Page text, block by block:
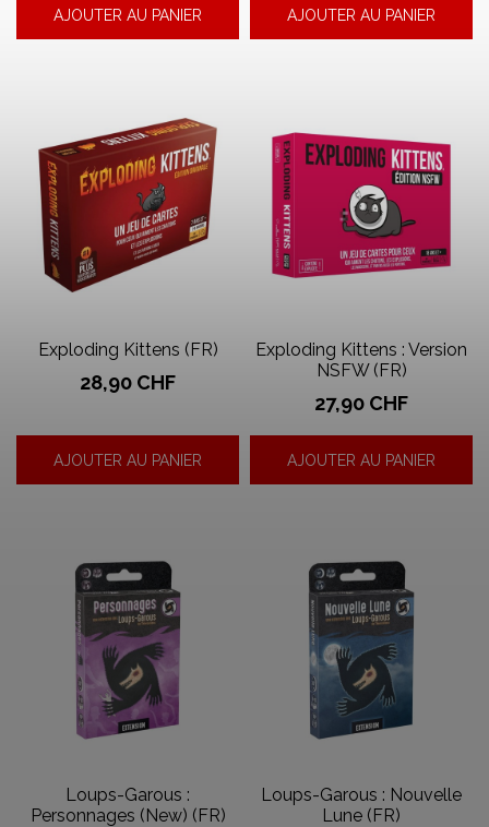
AJOUTER AU PANIER AJOUTER AU PANIER
Exploding Kittens (FR)
Prix
28,90 CHF
AJOUTER AU PANIER
Exploding Kittens : Version
NSFW (FR)
Prix
27,90 CHF
AJOUTER AU PANIER
Loups-Garous :
Personnages (New) (FR)
Loups-Garous : Nouvelle
Lune (FR)